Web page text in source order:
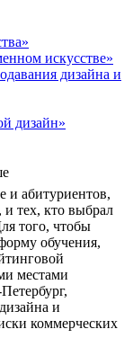
искусстве»
дизайна и
дизайн»
абитуриентов,
тех, кто выбрал
того, чтобы
обучения,
местами
и
коммерческих